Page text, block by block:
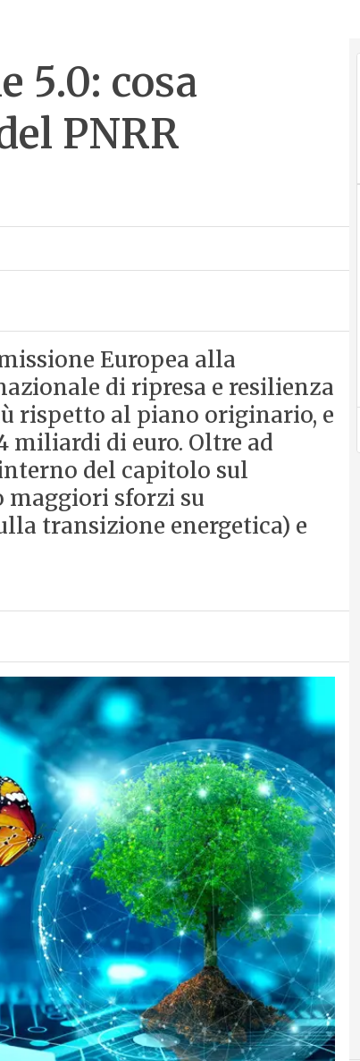
5.0: cosa
PNRR
Europea alla
di ripresa e resilienza
rispetto al piano originario, e
miliardi di euro. Oltre ad
del capitolo sul
maggiori sforzi su
transizione energetica) e